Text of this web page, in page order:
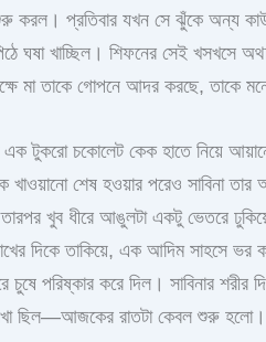
করল। প্রতিবার যখন সে ঝুঁকে অন্য
ঘষা খাচ্ছিল। শিফনের সেই খসখসে
মা তাকে গোপনে আদর করছে, তাকে মনে
এক টুকরো চকোলেট কেক হাতে নিয়ে
শেষ হওয়ার পরেও সাবিনা
খুব ধীরে আঙুলটা একটু ভেতরে ঢুকিয়ে
দিকে তাকিয়ে, এক আদিম সাহসে ভর
পরিষ্কার করে দিল। সাবিনার
ছিল—আজকের রাতটা কেবল শুরু হলো।